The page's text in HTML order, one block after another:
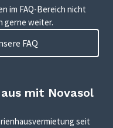
im FAQ-Bereich nicht
gerne weiter.
FAQ
mit Novasol
seit